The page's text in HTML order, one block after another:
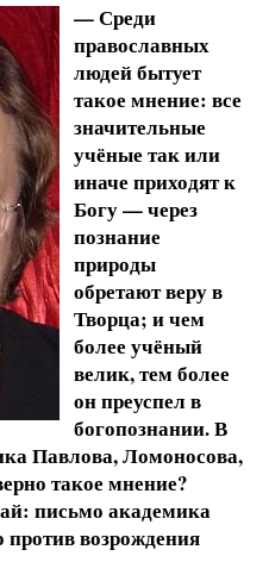
— Среди
православных
людей бытует
такое мнение: все
значительные
учёные так или
иначе приходят к
Богу — через
познание
природы
обретают веру в
Творца; и чем
более учёный
велик, тем более
он преуспел в
богопознании. В
Павлова, Ломоносова,
такое мнение?
письмо академика
возрождения